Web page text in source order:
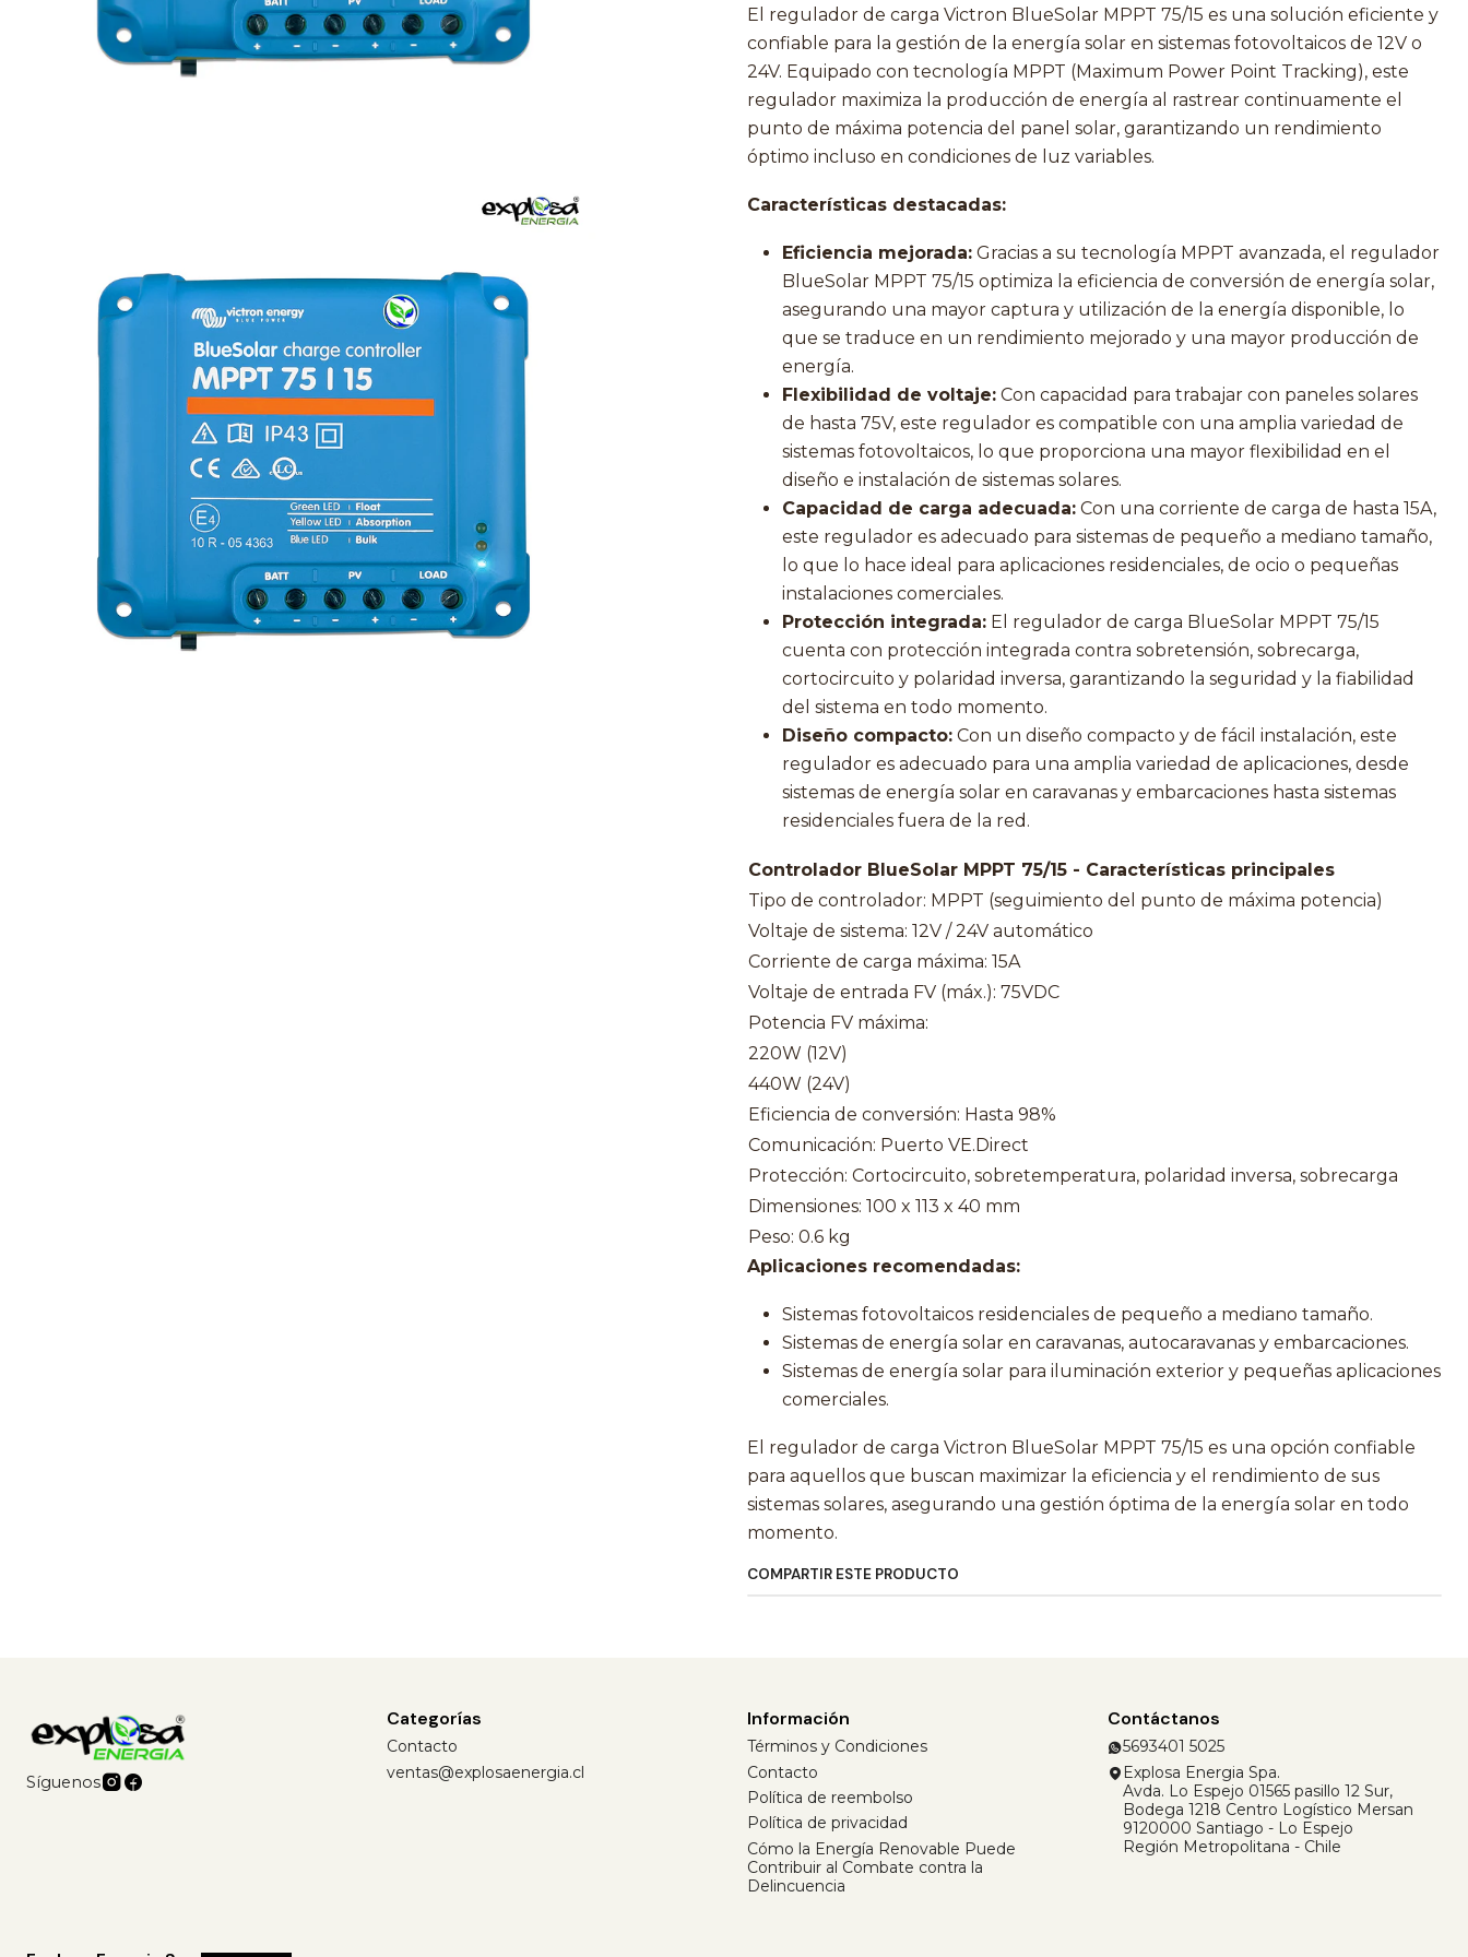
El regulador de carga Victron BlueSolar MPPT 75/15 es una solución eficiente y
confiable para la gestión de la energía solar en sistemas fotovoltaicos de 12V o
24V. Equipado con tecnología MPPT (Maximum Power Point Tracking), este
regulador maximiza la producción de energía al rastrear continuamente el
punto de máxima potencia del panel solar, garantizando un rendimiento
óptimo incluso en condiciones de luz variables.
Características destacadas:
Eficiencia mejorada: Gracias a su tecnología MPPT avanzada, el regulador
BlueSolar MPPT 75/15 optimiza la eficiencia de conversión de energía solar,
asegurando una mayor captura y utilización de la energía disponible, lo
que se traduce en un rendimiento mejorado y una mayor producción de
energía.
Flexibilidad de voltaje: Con capacidad para trabajar con paneles solares
de hasta 75V, este regulador es compatible con una amplia variedad de
sistemas fotovoltaicos, lo que proporciona una mayor flexibilidad en el
diseño e instalación de sistemas solares.
Capacidad de carga adecuada: Con una corriente de carga de hasta 15A,
este regulador es adecuado para sistemas de pequeño a mediano tamaño,
lo que lo hace ideal para aplicaciones residenciales, de ocio o pequeñas
instalaciones comerciales.
Protección integrada: El regulador de carga BlueSolar MPPT 75/15
cuenta con protección integrada contra sobretensión, sobrecarga,
cortocircuito y polaridad inversa, garantizando la seguridad y la fiabilidad
del sistema en todo momento.
Diseño compacto: Con un diseño compacto y de fácil instalación, este
regulador es adecuado para una amplia variedad de aplicaciones, desde
sistemas de energía solar en caravanas y embarcaciones hasta sistemas
residenciales fuera de la red.
Controlador BlueSolar MPPT 75/15 - Características principales
Tipo de controlador: MPPT (seguimiento del punto de máxima potencia)
Voltaje de sistema: 12V / 24V automático
Corriente de carga máxima: 15A
Voltaje de entrada FV (máx.): 75VDC
Potencia FV máxima:
220W (12V)
440W (24V)
Eficiencia de conversión: Hasta 98%
Comunicación: Puerto VE.Direct
Protección: Cortocircuito, sobretemperatura, polaridad inversa, sobrecarga
Dimensiones: 100 x 113 x 40 mm
Peso: 0.6 kg
Aplicaciones recomendadas:
Sistemas fotovoltaicos residenciales de pequeño a mediano tamaño.
Sistemas de energía solar en caravanas, autocaravanas y embarcaciones.
Sistemas de energía solar para iluminación exterior y pequeñas aplicaciones
comerciales.
El regulador de carga Victron BlueSolar MPPT 75/15 es una opción confiable
para aquellos que buscan maximizar la eficiencia y el rendimiento de sus
sistemas solares, asegurando una gestión óptima de la energía solar en todo
momento.
COMPARTIR ESTE PRODUCTO
Síguenos
Categorías
Contacto
ventas@explosaenergia.cl
Información
Términos y Condiciones
Contacto
Política de reembolso
Política de privacidad
Cómo la Energía Renovable Puede
Contribuir al Combate contra la
Delincuencia
Contáctanos
5693401 5025
Explosa Energia Spa.
Avda. Lo Espejo 01565 pasillo 12 Sur,
Bodega 1218 Centro Logístico Mersan
9120000 Santiago - Lo Espejo
Región Metropolitana - Chile